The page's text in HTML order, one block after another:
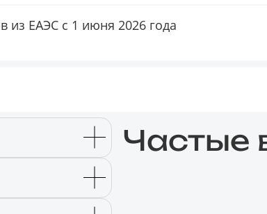
из ЕАЭС с 1 июня 2026 года
Частые